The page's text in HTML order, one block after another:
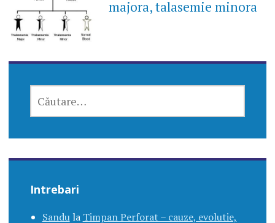
majora, talasemie minora
DUPĂ:
Intrebari
Sandula Timpan Perforat – cauze, evolutie,